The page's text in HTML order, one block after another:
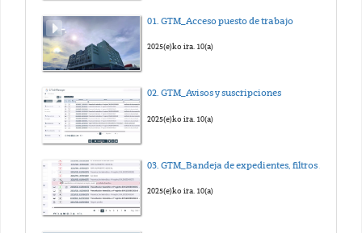
01. GTM_Acceso puesto de trabajo
2025(e)ko ira. 10(a)
02. GTM_Avisos y suscripciones
2025(e)ko ira. 10(a)
2025(e)ko ira. 10(a)